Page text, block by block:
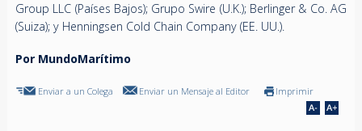
Group LLC (Países Bajos); Grupo Swire (U.K.); Berlinger & Co. AG
(Suiza); y Henningsen Cold Chain Company (EE. UU.).
Por MundoMarítimo
Enviar a un Colega Enviar un Mensaje al Editor Imprimir